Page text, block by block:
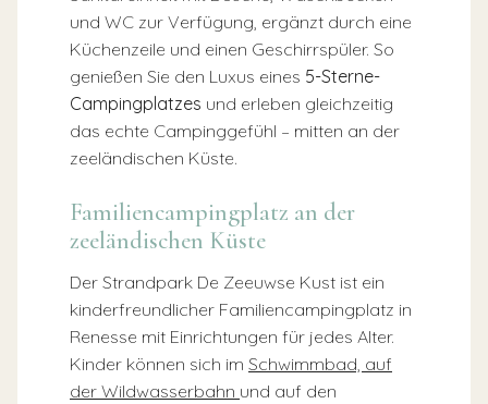
und WC zur Verfügung, ergänzt durch eine
Küchenzeile und einen Geschirrspüler. So
genießen Sie den Luxus eines 5-Sterne-
Campingplatzes und erleben gleichzeitig
das echte Campinggefühl – mitten an der
zeeländischen Küste.
Familiencampingplatz an der
zeeländischen Küste
Der Strandpark De Zeeuwse Kust ist ein
kinderfreundlicher Familiencampingplatz in
Renesse mit Einrichtungen für jedes Alter.
Kinder können sich im Schwimmbad, auf
der Wildwasserbahn und auf den